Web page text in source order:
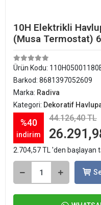
10H Elektrikli
(Musa Termostat)
Ürün Kodu:
Barkod: 8681397052609
Marka: Radiva
Kategori: Dekoratif
%40
indirim
44.126,40 TL
2.704,57 TL 'den başlayan